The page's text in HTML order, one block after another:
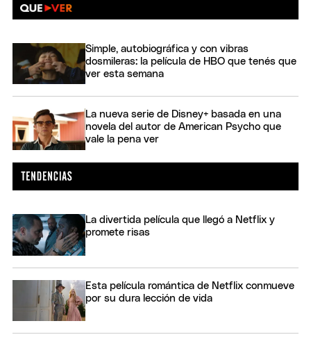
Simple, autobiográfica y con vibras
dosmileras: la película de HBO que tenés que
ver esta semana
La nueva serie de Disney+ basada en una
novela del autor de American Psycho que
vale la pena ver
La divertida película que llegó a Netflix y
promete risas
Esta película romántica de Netflix conmueve
por su dura lección de vida